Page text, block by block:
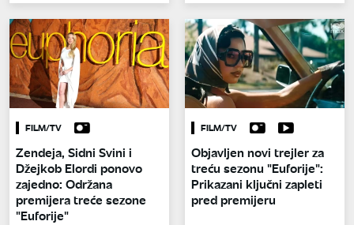
FILM/TV
Zendeja, Sidni Svini i
Džejkob Elordi ponovo
zajedno: Održana
premijera treće sezone
"Euforije"
FILM/TV
Objavljen novi trejler za
treću sezonu "Euforije":
Prikazani ključni zapleti
pred premijeru